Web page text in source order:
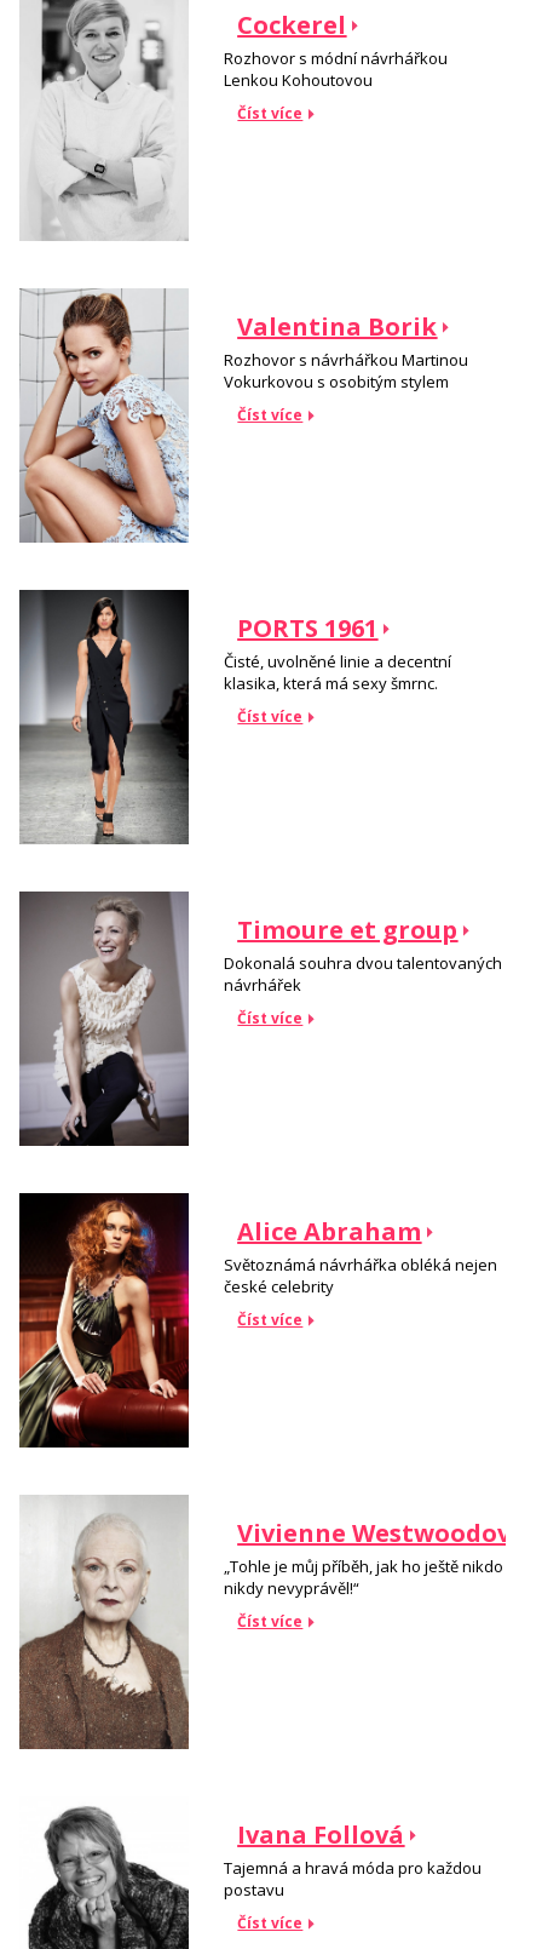
Cockerel
Rozhovor s módní návrhářkou
Lenkou Kohoutovou
Číst více
Valentina Borik
Rozhovor s návrhářkou Martinou
Vokurkovou s osobitým stylem
Číst více
PORTS 1961
Čisté, uvolněné linie a decentní
klasika, která má sexy šmrnc.
Číst více
Timoure et group
Dokonalá souhra dvou talentovaných
návrhářek
Číst více
Alice Abraham
Světoznámá návrhářka obléká nejen
české celebrity
Číst více
Vivienne Westwoodová
„Tohle je můj příběh, jak ho ještě nikdo
nikdy nevyprávěl!“
Číst více
Ivana Follová
Tajemná a hravá móda pro každou
postavu
Číst více